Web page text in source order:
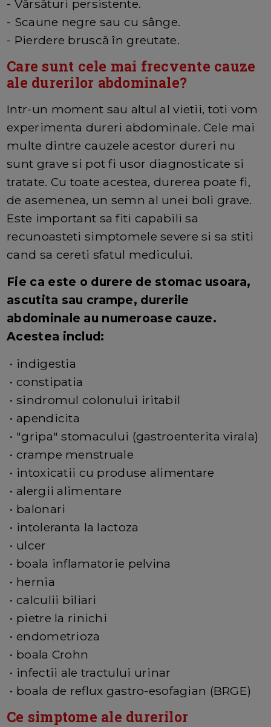
- Vărsături persistente.
- Scaune negre sau cu sânge.
- Pierdere bruscă în greutate.
Care sunt cele mai frecvente cauze
ale durerilor abdominale?
Intr-un moment sau altul al vietii, toti vom
experimenta dureri abdominale. Cele mai
multe dintre cauzele acestor dureri nu
sunt grave si pot fi usor diagnosticate si
tratate. Cu toate acestea, durerea poate fi,
de asemenea, un semn al unei boli grave.
Este important sa fiti capabili sa
recunoasteti simptomele severe si sa stiti
cand sa cereti sfatul medicului.
Fie ca este o durere de stomac usoara,
ascutita sau crampe, durerile
abdominale au numeroase cauze.
Acestea includ:
• indigestia
• constipatia
• sindromul colonului iritabil
• apendicita
• "gripa" stomacului (gastroenterita virala)
• crampe menstruale
• intoxicatii cu produse alimentare
• alergii alimentare
• balonari
• intoleranta la lactoza
• ulcer
• boala inflamatorie pelvina
• hernia
• calculii biliari
• pietre la rinichi
• endometrioza
• boala Crohn
• infectii ale tractului urinar
• boala de reflux gastro-esofagian (BRGE)
Ce simptome ale durerilor